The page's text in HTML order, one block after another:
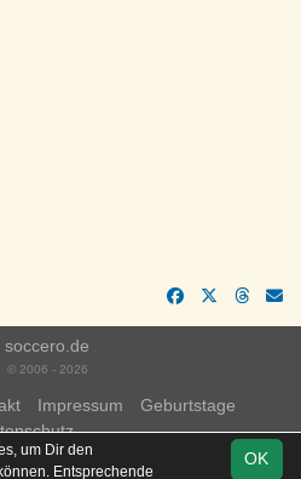
soccero.de
© 2006 - 2026
Impressum
Geburtstage
OK
um Dir den
Entsprechende